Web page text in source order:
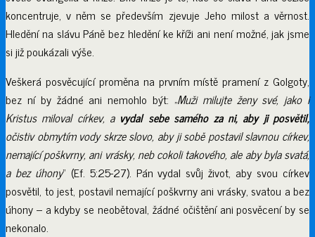
koncentruje, v něm se především zjevuje Jeho milost a věrnost.
Hledění na slávu Páně bez hledění ke kříži ani není možné, jak jsme
si již poukázali výše.
Veškerá posvěcující proměna na prvním místě pramení z Golgoty,
bez ní by žádné ani nemohlo být: „Muži milujte ženy své, jako i
Kristus miloval církev, a vydal sebe samého za ni, aby ji posvětil,
očistiv obmytím vody skrze slovo, aby ji sobě postavil slavnou církev,
nemající poškvrny, ani vrásky, neb cokoli takového, ale aby byla svatá,
a bez úhony“ (Ef. 5:25-27). Pán vydal svůj život, aby svou církev
posvětil, to jest, postavil nemající poškvrny ani vrásky, svatou a bez
úhony – a kdyby se neobětoval, žádné očištění ani posvěcení by se
nekonalo.